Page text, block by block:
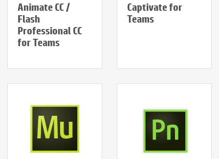
Animate CC /
Flash
Professional CC
for Teams
Captivate for
Teams